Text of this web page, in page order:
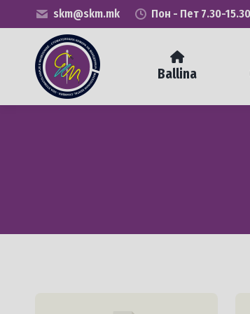
skm@skm.mk Пон - Пет 7.30-
Ballina